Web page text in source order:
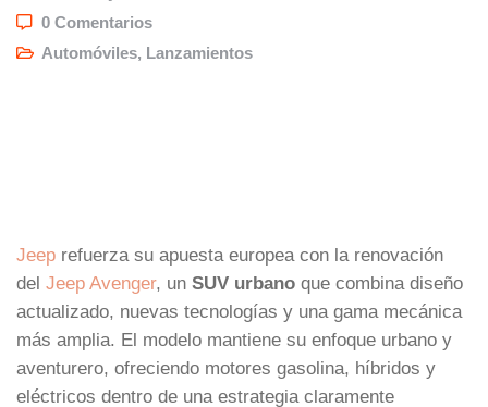
0 Comentarios
Automóviles, Lanzamientos
Jeep refuerza su apuesta europea con la renovación
del Jeep Avenger, un SUV urbano que combina diseño
actualizado, nuevas tecnologías y una gama mecánica
más amplia. El modelo mantiene su enfoque urbano y
aventurero, ofreciendo motores gasolina, híbridos y
eléctricos dentro de una estrategia claramente